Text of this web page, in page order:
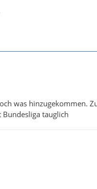
was hinzugekommen.
tauglich